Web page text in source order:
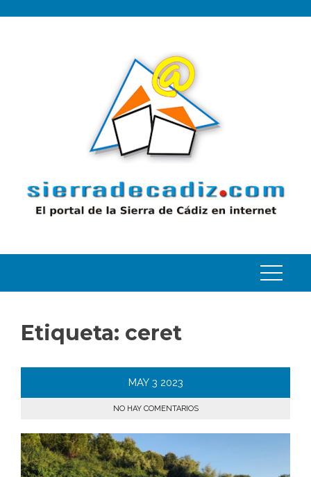
Etiqueta: ceret
MAY 3 2023
NO HAY COMENTARIOS